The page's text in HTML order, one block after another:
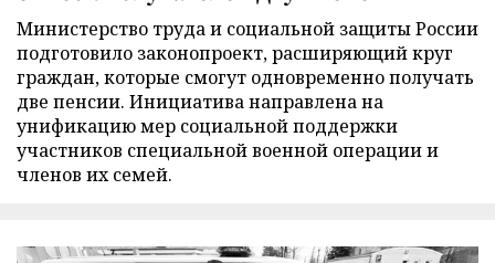
Министерство труда и социальной защиты России
подготовило законопроект, расширяющий круг
граждан, которые смогут одновременно получать
две пенсии. Инициатива направлена на
унификацию мер социальной поддержки
участников специальной военной операции и
членов их семей.